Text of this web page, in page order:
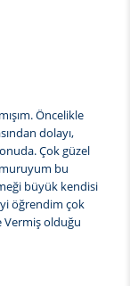
Öncelikle
dolayı,
Çok güzel
bu
büyük kendisi
öğrendim çok
Vermiş olduğu